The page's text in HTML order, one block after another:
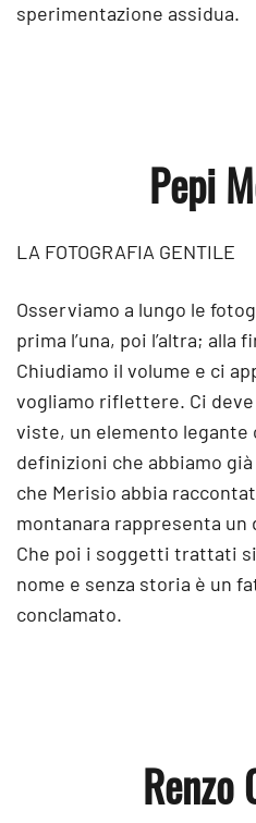
sperimentazione assidua.
Pepi
LA FOTOGRAFIA GENTILE
Osserviamo a lungo le
prima l’una, poi l’altra;
Chiudiamo il volume e ci
vogliamo riflettere. Ci
viste, un elemento legante
definizioni che abbiamo
che Merisio abbia
montanara rappresenta
Che poi i soggetti trattati
nome e senza storia è un
conclamato.
Renzo